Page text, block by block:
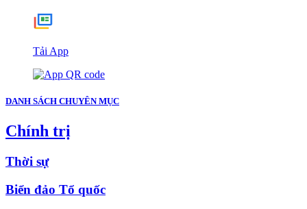
Tải App
DANH SÁCH CHUYÊN MỤC
Chính trị
Thời sự
Biển đảo Tổ quốc